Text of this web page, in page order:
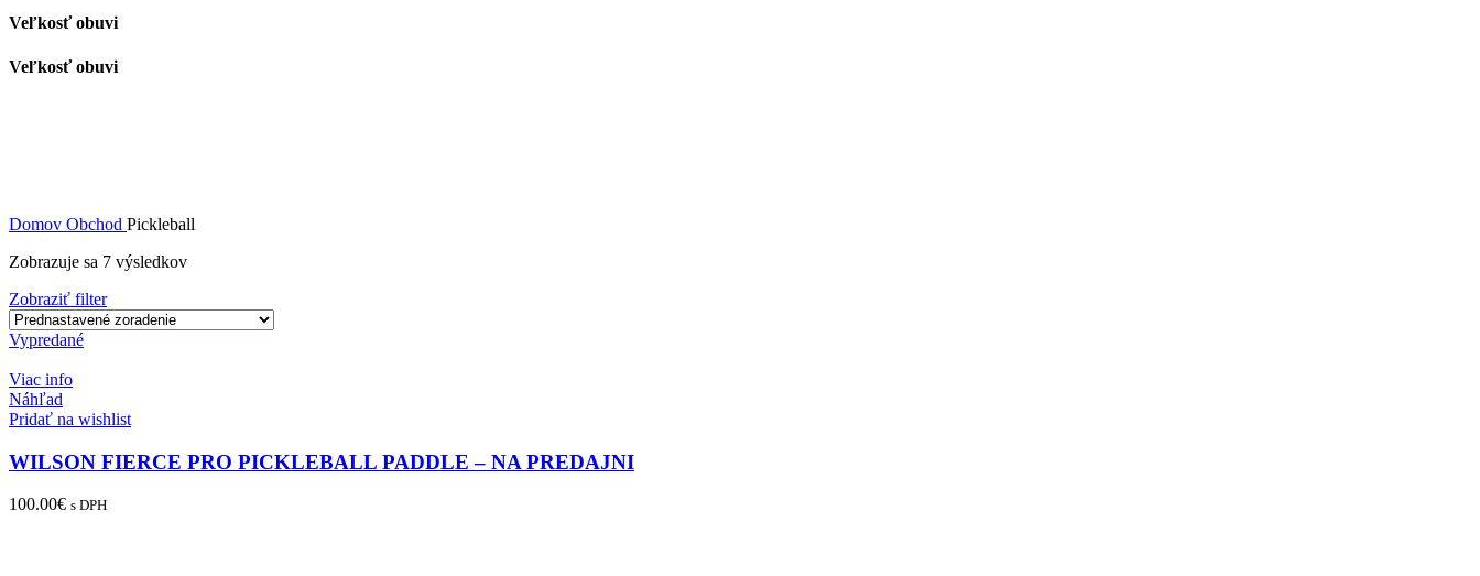
Veľkosť obuvi
Veľkosť obuvi
Domov Obchod Pickleball
Zobrazuje sa 7 výsledkov
Zobraziť filter
Vypredané
Viac info
Náhľad
Pridať na wishlist
WILSON FIERCE PRO PICKLEBALL PADDLE – NA PREDAJNI
100.00€ s DPH